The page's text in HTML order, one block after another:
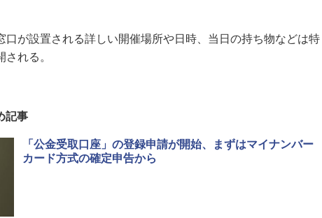
が設置される詳しい開催場所や日時、当日の持ち物などは特
れる。
記事
「公金受取口座」の登録申請が開始、まずはマイナンバー
カード方式の確定申告から